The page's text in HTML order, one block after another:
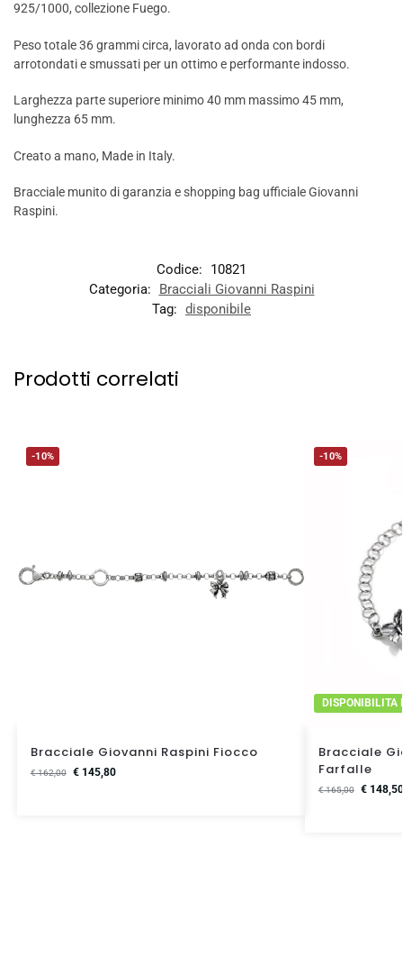
925/1000, collezione Fuego.
Peso totale 36 grammi circa, lavorato ad onda con bordi
arrotondati e smussati per un ottimo e performante indosso.
Larghezza parte superiore minimo 40 mm massimo 45 mm,
lunghezza 65 mm.
Creato a mano, Made in Italy.
Bracciale munito di garanzia e shopping bag ufficiale Giovanni
Raspini.
Codice:
10821
Categoria:
Bracciali Giovanni Raspini
Tag: disponibile
Prodotti correlati
-10%
Bracciale Giovanni Raspini Fiocco
€162,00 €145,80
-10%
DISPONIBILITA
Bracciale
Farfalle
€165,00 €148,50